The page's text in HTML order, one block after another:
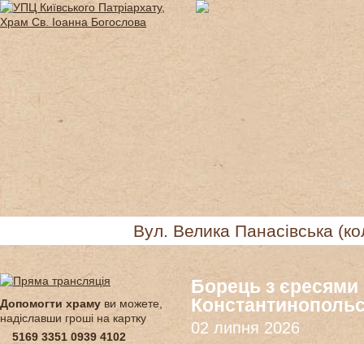
Вул. Велика Панасівська
Борець з єресями
02 липня 2026
Допомогти храму ви можете,
надіславши гроші на картку
5169 3351 0939 4102